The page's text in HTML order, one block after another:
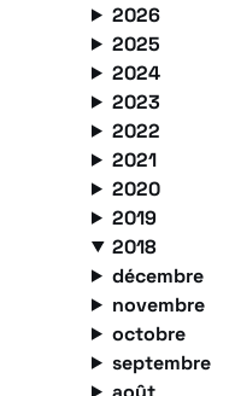
2026
2025
2024
2023
2022
2021
2020
2019
2018
décembre
novembre
octobre
septembre